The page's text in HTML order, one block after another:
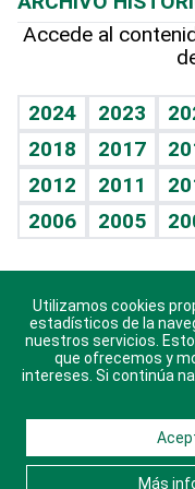
Hablando con el
Vida y familia
Eñe
Celebrando la vida
Sin complejos
En pocas palabras
Escuchando al
Economía Personal
TBT Deportivo
Más firmas
Hecho en casa
Guía del dinero
Cumpleaños
Horóscopos
Crucigramas
Accede al
2024 2023
2018
2017
2012
2011
2006
2005
Descarga
© 2021 Diario
Consulta el
Utilizamos cookies
estadísticos de la
nuestros servicios.
que ofrecemos y
intereses. Si continúa
Más